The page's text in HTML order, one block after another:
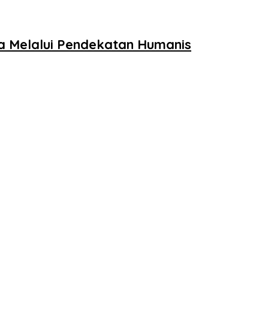
Pendekatan Humanis